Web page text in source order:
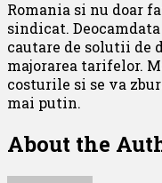
Romania si nu doar
sindicat.
cautare de solutii de
majorarea tarifelor.
costurile si se va
mai putin.
About the